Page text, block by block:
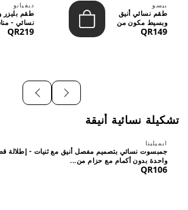
بيسو
طقم نسائي أنيق
وبسيط مكون من
قطعتين - تصميم
QR149
ديفيانو
طقم بليزر
نسائي -
للعمل
QR219
تشكيلة نسائية أنيقة
ايميليتا
جمبسوت نسائي بتصميم مفصل أنيق مع ثنيات - إطلالة
واحدة بدون أكمام مع حزام من...
QR106